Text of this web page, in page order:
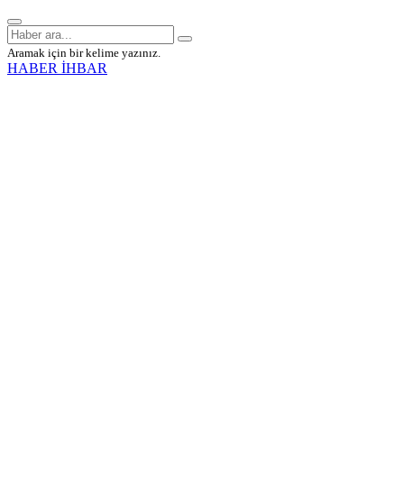
Aramak için bir kelime yazınız.
HABER İHBAR